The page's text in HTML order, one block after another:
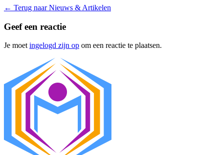
← Terug naar Nieuws & Artikelen
Geef een reactie
Je moet ingelogd zijn op om een reactie te plaatsen.